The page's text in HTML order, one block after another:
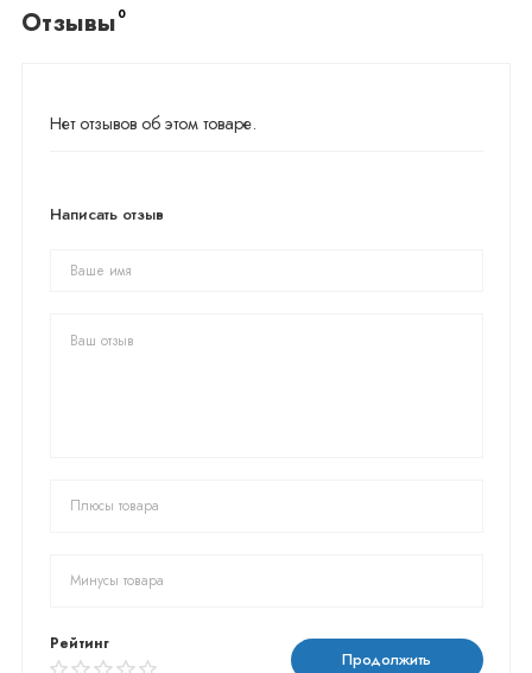
Отзывы 0
Нет отзывов об этом товаре.
Написать отзыв
Рейтинг
Продолжить